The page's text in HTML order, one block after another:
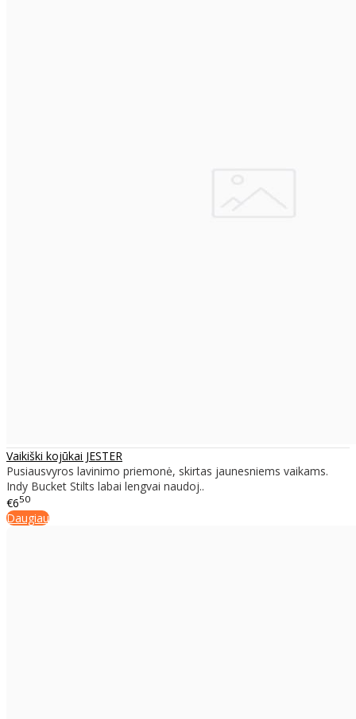
Vaikiški kojūkai JESTER
Pusiausvyros lavinimo priemonė, skirtas jaunesniems vaikams.
Indy Bucket Stilts labai lengvai naudoj..
€650
Daugiau